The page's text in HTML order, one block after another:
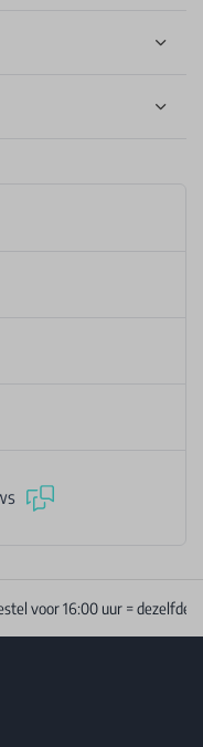
voor 16:00 uur = dezelfde